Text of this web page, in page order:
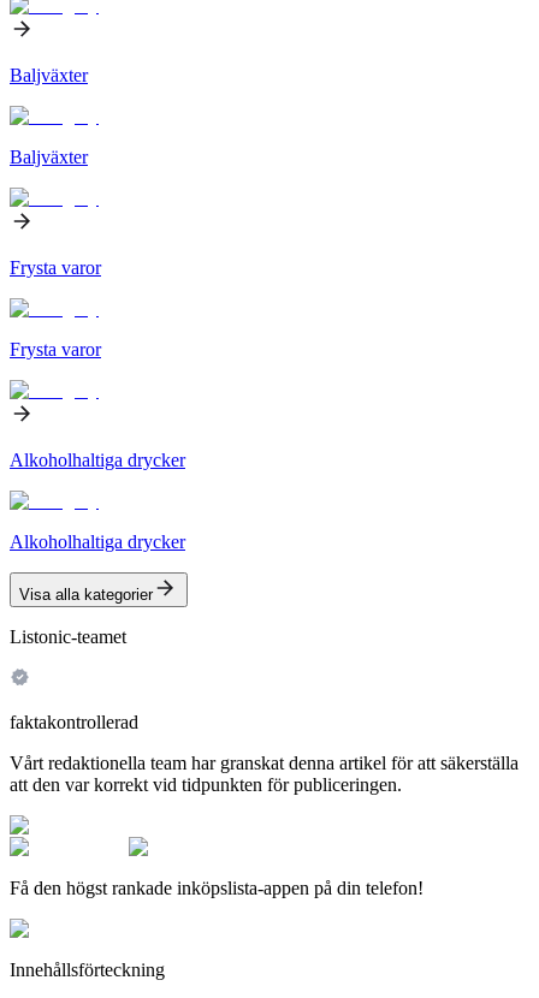
Baljväxter
Baljväxter
Frysta varor
Frysta varor
Alkoholhaltiga drycker
Alkoholhaltiga drycker
Visa alla kategorier
Listonic-teamet
faktakontrollerad
Vårt redaktionella team har granskat denna artikel för att säkerställa
att den var korrekt vid tidpunkten för publiceringen.
Få den högst rankade inköpslista-appen på din telefon!
Innehållsförteckning